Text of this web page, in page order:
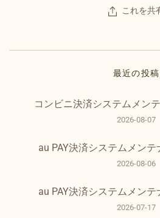
これを共
最近の投稿
コンビニ決済システムメン
2026-08-07
au PAY決済システムメン
2026-08-06
au PAY決済システムメン
2026-07-17